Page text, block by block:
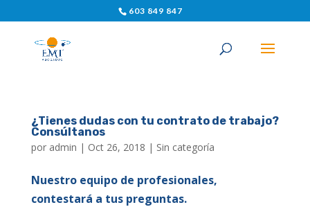
603 849 847
¿Tienes dudas con tu contrato de trabajo?
Consúltanos
por admin | Oct 26, 2018 | Sin categoría
Nuestro equipo de profesionales,
contestará a tus preguntas.